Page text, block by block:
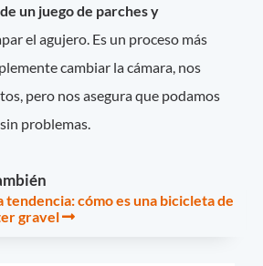
un juego de parches y
el agujero. Es un proceso más
cambiar la cámara, nos
pero nos asegura que podamos
problemas.
tendencia: cómo es una bicicleta de
gravel